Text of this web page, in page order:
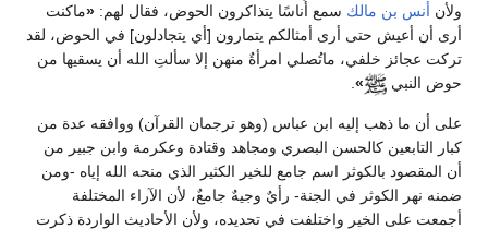
ولأن أنس بن مالك سمع أُناسًا يتذاكرون الحوض، فقال لهم: «ماكنت
أرى أن أعيش حتى أرى أمثالكم يتمارون [أي يتجادلون] في الحوض، لقد
تركت عجائز خلفي، ماتُصلي امرأةٌ منهن إلا سألتِ الله أن يسقيها من
حوض النبي
»
على أن ما ذهب إليه ابن عباس (وهو ترجمان القرآن) ووافقه عدة من
كبار التابعين كالحسن البصري ومجاهد وقتادة وعكرمة وابن جبير من
أن المقصود بالكوثر اسم جامع للخير الكثير الذي منحه الله إياه -ومن
ضمنه نهر الكوثر في الجنة- رأيٌ وجيهٌ جامعٌ، لأن الآراء المختلفة
أجمعت على الخير واختلفت في تحديده، ولأن الأحاديث الواردة ذكرت